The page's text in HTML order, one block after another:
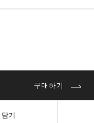
구매하기
기